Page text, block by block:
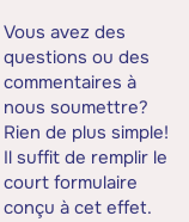
Vous avez des
questions ou des
commentaires à
nous soumettre?
Rien de plus simple!
Il suffit de remplir le
court formulaire
conçu à cet effet.